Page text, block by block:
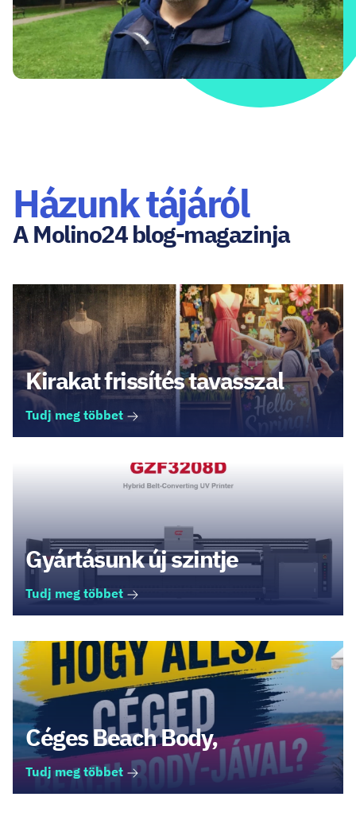
Házunk tájáról
A Molino24 blog-magazinja
Kirakat frissítés tavasszal
Tudj meg többet
Gyártásunk új szintje
Tudj meg többet
Céges Beach Body,
Tudj meg többet